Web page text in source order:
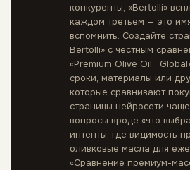
конкуренты, «Bertolli»
каждом третьем — это
вспомнить. Создайте
Bertolli» с честным
«Premium Olive Oil ·
сроки, материалы или
которые сравнивают
страницы нейросети
вопросы вроде «что
интенты, где видимость
оливковые масла для
«Сравнение премиум-